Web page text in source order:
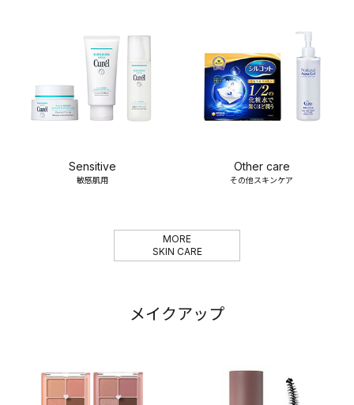
Sensitive
敏感肌用
Other care
その他スキンケア
MORE
SKIN CARE
メイクアップ